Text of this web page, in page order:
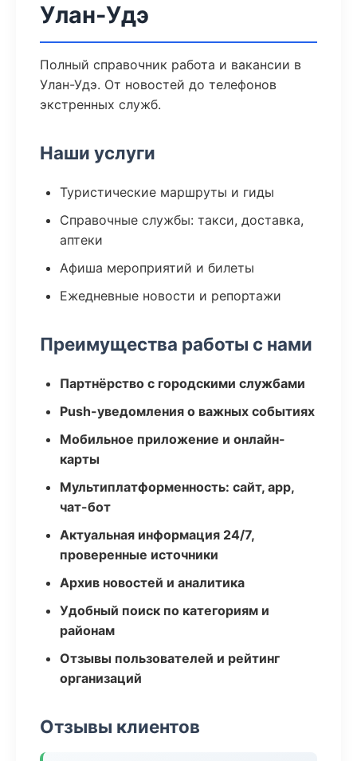
Улан-Удэ
Полный справочник работа и вакансии в
Улан-Удэ. От новостей до телефонов
экстренных служб.
Наши услуги
Туристические маршруты и гиды
Справочные службы: такси, доставка,
аптеки
Афиша мероприятий и билеты
Ежедневные новости и репортажи
Преимущества работы с нами
Партнёрство с городскими службами
Push-уведомления о важных событиях
Мобильное приложение и онлайн-
карты
Мультиплатформенность: сайт, app,
чат-бот
Актуальная информация 24/7,
проверенные источники
Архив новостей и аналитика
Удобный поиск по категориям и
районам
Отзывы пользователей и рейтинг
организаций
Отзывы клиентов